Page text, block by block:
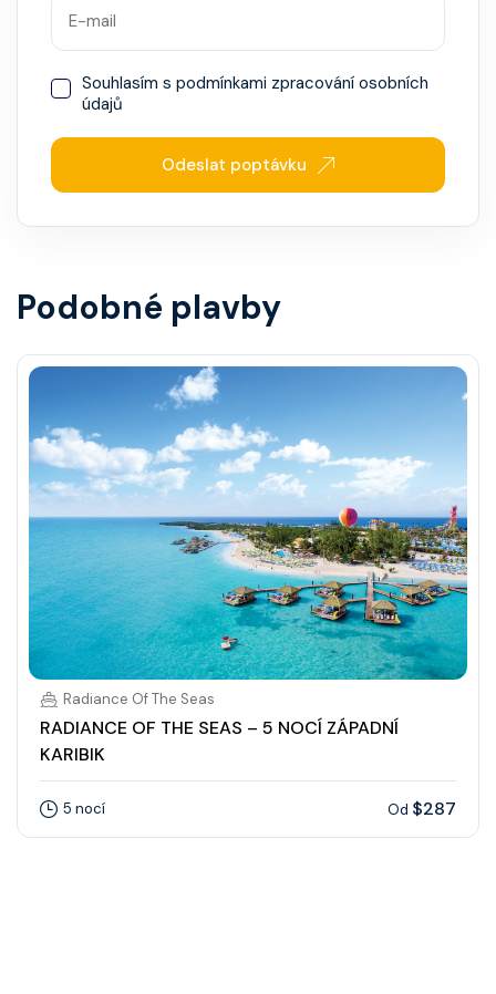
Souhlasím s podmínkami zpracování osobních
údajů
Odeslat poptávku
Podobné plavby
Radiance Of The Seas
RADIANCE OF THE SEAS – 5 NOCÍ ZÁPADNÍ
KARIBIK
5 nocí Od $287